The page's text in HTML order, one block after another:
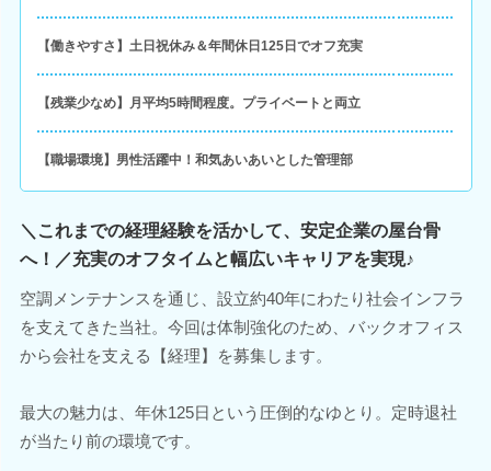
【働きやすさ】土日祝休み＆年間休日125日でオフ充実
【残業少なめ】月平均5時間程度。プライベートと両立
【職場環境】男性活躍中！和気あいあいとした管理部
＼これまでの経理経験を活かして、安定企業の屋台骨
へ！／充実のオフタイムと幅広いキャリアを実現♪
空調メンテナンスを通じ、設立約40年にわたり社会インフラ
を支えてきた当社。今回は体制強化のため、バックオフィス
から会社を支える【経理】を募集します。
最大の魅力は、年休125日という圧倒的なゆとり。定時退社
が当たり前の環境です。